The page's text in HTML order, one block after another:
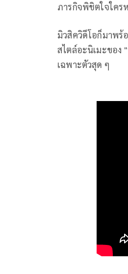
ภารกิจพิชิตใจใคร
มิวสิควิดีโอก็มาพ
สไตล์อะนิเมะของ
เฉพาะตัวสุด ๆ